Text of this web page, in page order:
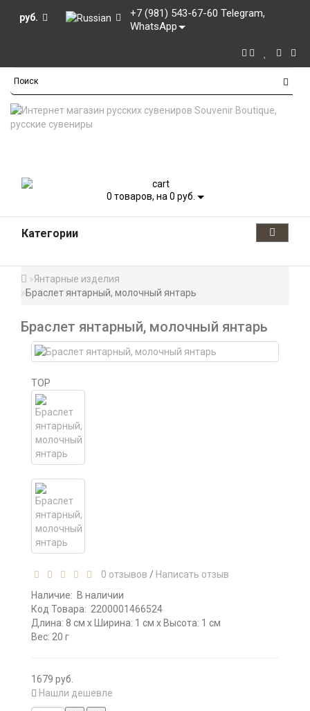
руб.
+7 (981) 543-67-60 Telegram,
WhatsApp
0 товаров, на 0 руб.
Категории
Янтарные изделия
Браслет янтарный, молочный янтарь
Браслет янтарный, молочный янтарь
TOP
0 отзывов / Написать отзыв
Наличие: В наличии
Код Товара: 2200001466524
Длина: 8 см x Ширина: 1 см x Высота: 1 см
Вес: 20 г
1679 руб.
Нашли дешевле